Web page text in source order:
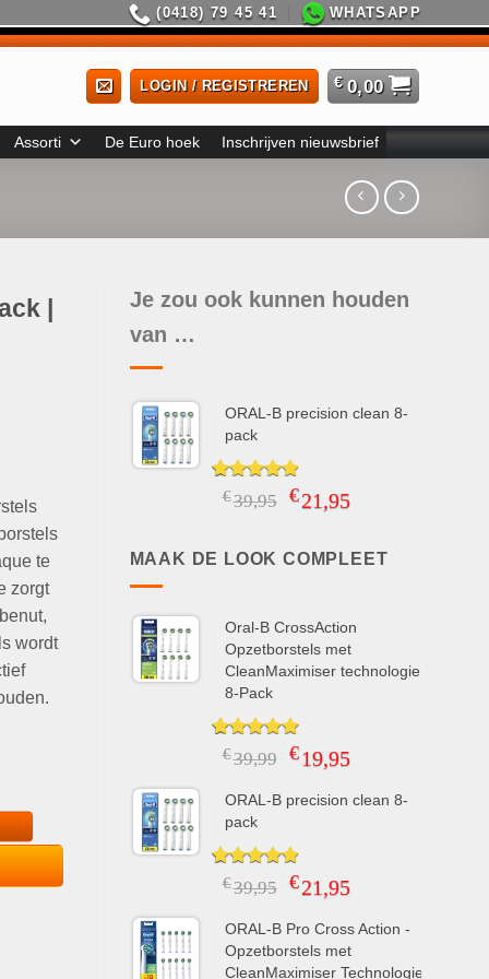
(0418) 79 45 41 WHATSAPP
LOGIN / REGISTREREN € 0,00
Assorti De Euro hoek Inschrijven nieuwsbrief
|
te
zorgt
wordt
aantal
Je zou ook kunnen houden
van …
ORAL-B precision clean 8-
pack
Gewaardeerd
4.91op 5
11
waarderingen
€39,95Oorspronkelijke
€39,95.
€21,95Huidige
€21,95.
MAAK DE LOOK COMPLEET
Oral-B CrossAction
Opzetborstels met
CleanMaximiser technologie
8-Pack
Gewaardeerd
5.00op 5
opklant
waarderingen
€39,99Oorspronkelijke
was:
€19,95Huidige
is:
ORAL-B precision clean 8-
pack
Gewaardeerd
4.91op 5
op
11
klant
waarderingen
€39,95Oorspronkelijke
was:
€39,95.
€21,95Huidige
is:
€21,95.
ORAL-B Pro Cross Action -
Opzetborstels met
CleanMaximiser Technologie -